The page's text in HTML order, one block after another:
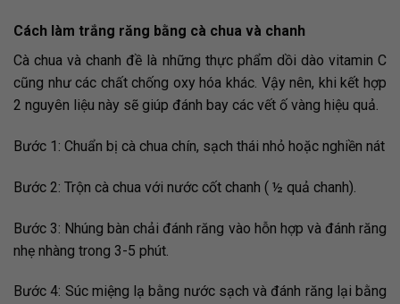
Cách làm trắng răng bằng cà chua và chanh
Cà chua và chanh đề là những thực phẩm dồi dào vitamin C
cũng như các chất chống oxy hóa khác. Vậy nên, khi kết hợp
2 nguyên liệu này sẽ giúp đánh bay các vết ố vàng hiệu quả.
Bước 1: Chuẩn bị cà chua chín, sạch thái nhỏ hoặc nghiền nát
Bước 2: Trộn cà chua với nước cốt chanh ( ½ quả chanh).
Bước 3: Nhúng bàn chải đánh răng vào hỗn hợp và đánh răng
nhẹ nhàng trong 3-5 phút.
Bước 4: Súc miệng lạ bằng nước sạch và đánh răng lại bằng